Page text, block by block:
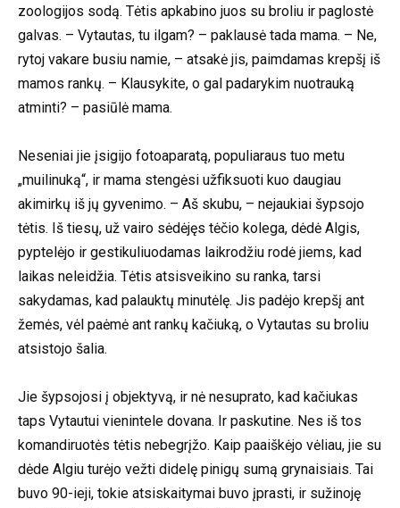
zoologijos sodą. Tėtis apkabino juos su broliu ir paglostė
galvas. – Vytautas, tu ilgam? – paklausė tada mama. – Ne,
rytoj vakare busiu namie, – atsakė jis, paimdamas krepšį iš
mamos rankų. – Klausykite, o gal padarykim nuotrauką
atminti? – pasiūlė mama.
Neseniai jie įsigijo fotoaparatą, populiaraus tuo metu
„muilinuką“, ir mama stengėsi užfiksuoti kuo daugiau
akimirkų iš jų gyvenimo. – Aš skubu, – nejaukiai šypsojo
tėtis. Iš tiesų, už vairo sėdėjęs tėčio kolega, dėdė Algis,
pyptelėjo ir gestikuliuodamas laikrodžiu rodė jiems, kad
laikas neleidžia. Tėtis atsisveikino su ranka, tarsi
sakydamas, kad palauktų minutėlę. Jis padėjo krepšį ant
žemės, vėl paėmė ant rankų kačiuką, o Vytautas su broliu
atsistojo šalia.
Jie šypsojosi į objektyvą, ir nė nesuprato, kad kačiukas
taps Vytautui vienintele dovana. Ir paskutine. Nes iš tos
komandiruotės tėtis nebegrįžo. Kaip paaiškėjo vėliau, jie su
dėde Algiu turėjo vežti didelę pinigų sumą grynaisiais. Tai
buvo 90-ieji, tokie atsiskaitymai buvo įprasti, ir sužinoję